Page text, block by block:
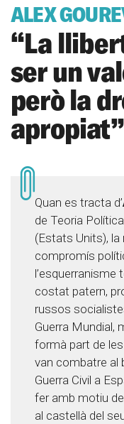
ALEX
“La
ser un
però la
apropiat”
Quan es tracta d’
de Teoria
(Estats Units), la
compromís
l’esquerranisme
costat patern,
russos
Guerra Mundial,
formà part de
van combatre al
Guerra Civil a
fer amb motiu
al castellà del